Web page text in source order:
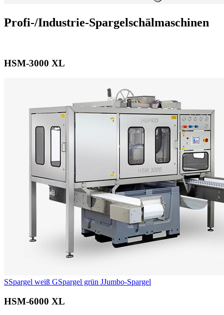
Profi-/Industrie-Spargelschälmaschinen
HSM-3000 XL
SSpargel weiß GSpargel grün JJumbo-Spargel
HSM-6000 XL